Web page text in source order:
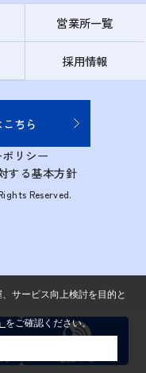
営業所一覧
採用情報
ちら
リシー
する基本方針
Reserved.
サービス向上検討を目的と
をご確認ください。